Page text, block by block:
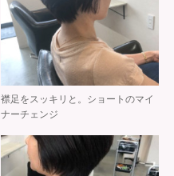
襟足をスッキリと。ショートのマイ
ナーチェンジ